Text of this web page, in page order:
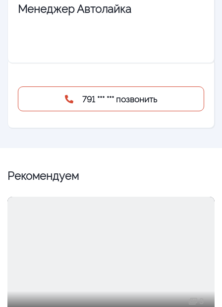
Менеджер Автолайка
791 *** *** позвонить
Рекомендуем
3